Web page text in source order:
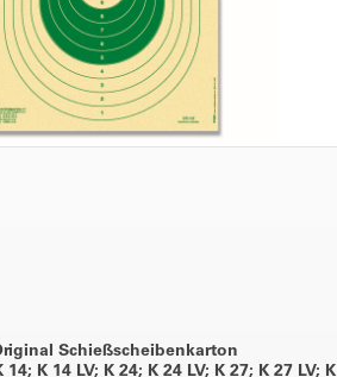
Schießscheibenkarton
K 14 LV; K 24; K 24 LV; K 27; K 27 LV;